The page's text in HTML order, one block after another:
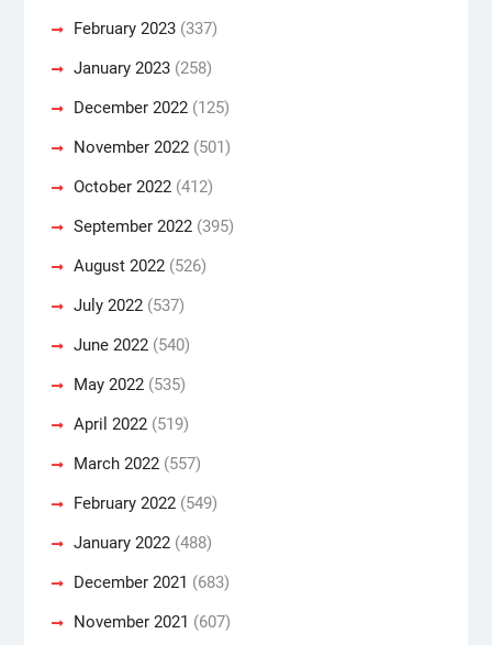
February 2023(337)
January 2023(258)
December 2022(125)
November 2022(501)
October 2022(412)
September 2022(395)
August 2022(526)
July 2022(537)
June 2022(540)
May 2022(535)
April 2022(519)
March 2022(557)
February 2022(549)
January 2022(488)
December 2021 (683)
November 2021 (607)